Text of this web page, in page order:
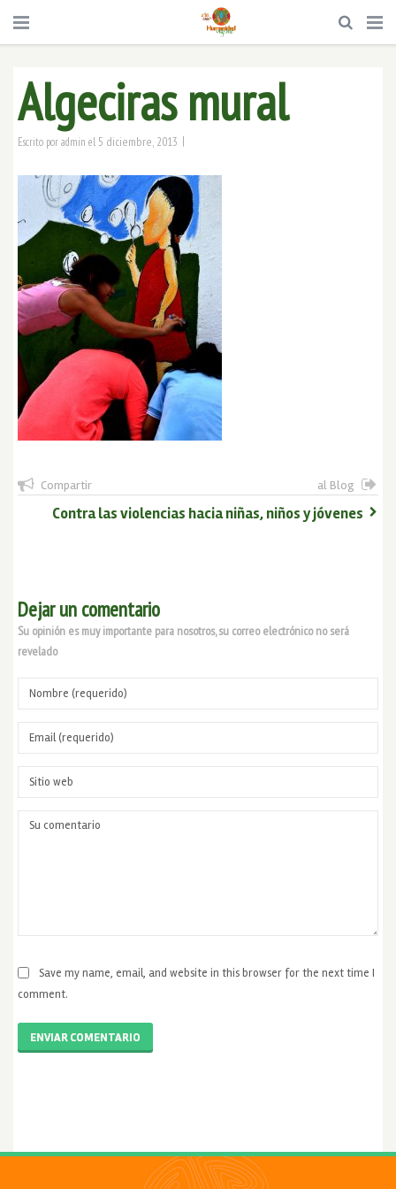
Algeciras mural
Escrito poradmin el 5 diciembre, 2013 |
Compartir al Blog
Contra las violencias hacia niñas, niños y jóvenes
Dejar un comentario
Su opinión es muy importante para nosotros, su correo electrónico no será
revelado
Save my name, email, and website in this browser for the next time I
comment.
ENVIAR COMENTARIO